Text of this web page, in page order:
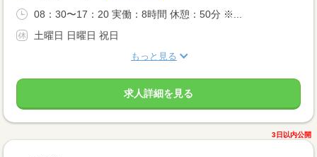
08：30〜17：20 実働：8時間 休憩：50分 ※...
土曜日 日曜日 祝日
もっと見る
求人詳細を見る
3日以内公開